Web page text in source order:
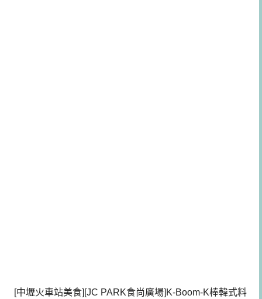
[中壢火車站美食][JC PARK食尚廣場]K-Boom-K棒韓式料